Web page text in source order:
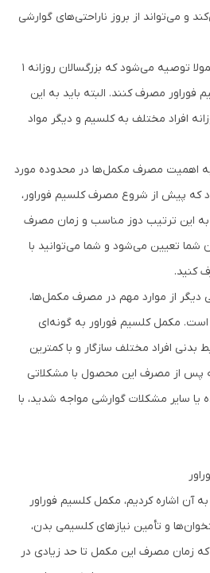
و می‌تواند از بروز ناراحتی‌های گوارشی
توجه به دوز مورد نیاز: معمولا توصیه می‌شود که بزرگسالان روزانه 1
فوراور مصرف کنند. البته باید به این
افراد مختلف به کلسیم و دیگر مواد
اهمیت مصرف مکمل‌ها در محدوده مورد
که پیش از شروع مصرف کلسیم فوراور،
این ترتیب دوز مناسب و زمان مصرف
شما تعیین می‌شود و شما می‌توانید با
کنید.
دیگر از موارد مهم در مصرف مکمل‌ها،
مکمل کلسیم فوراور به گونه‌ای
افراد مختلف سازگار و با کمترین
پس از مصرف این محصول با مشکلاتی
یا سایر مشکلات گوارشی مواجه شدید، با
آن اشاره کردیم، مکمل کلسیم فوراور
و تأمین نیازهای کلسیمی بدن،
زمان مصرف این مکمل تا حد زیادی در